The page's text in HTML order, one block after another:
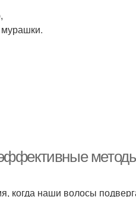
мурашки.
эффективные
когда наши волосы